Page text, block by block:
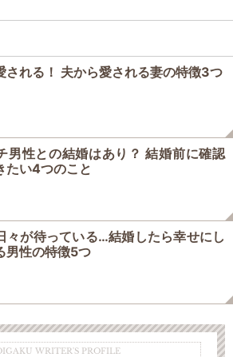
される！ 夫から愛される妻の特徴3つ
男性との結婚はあり？ 結婚前に確認
たい4つのこと
々が待っている…結婚したら幸せにし
男性の特徴5つ
WRITER'S PROFILE